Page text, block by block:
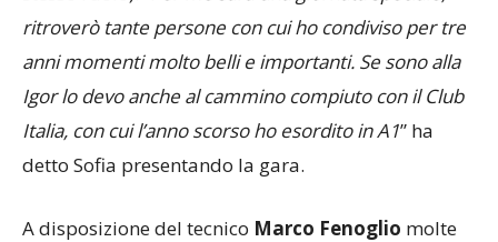
precedenza anche Chirichella aveva ricoperto lo
stesso ruolo). “ Per me sarà una giornata speciale,
ritroverò tante persone con cui ho condiviso per tre
anni momenti molto belli e importanti. Se sono alla
Igor lo devo anche al cammino compiuto con il Club
detto Sofia presentando la gara.